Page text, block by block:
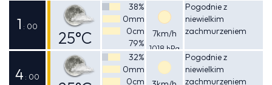
1 : 00
25°C
Odczuwalna
25°C
38%
0mm
0cm
79%
7km/h
1018 hPa
Pogodnie z
niewielkim
zachmurzeniem
4 : 00
32%
0mm
0cm
Pogodnie z
niewielkim
zachmurzeniem